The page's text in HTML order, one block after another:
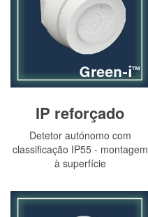
IP reforçado
Detetor autónomo com
classificação IP55 - montagem
à superfície